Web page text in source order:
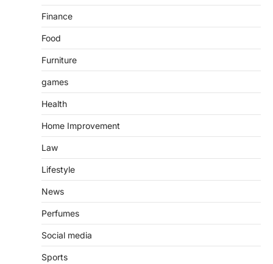
Finance
Food
Furniture
games
Health
Home Improvement
Law
Lifestyle
News
Perfumes
Social media
Sports